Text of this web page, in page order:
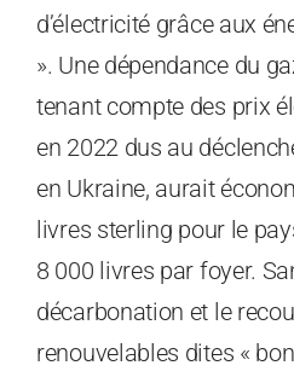
d’électricité grâce aux
». Une dépendance du
tenant compte des prix
en 2022 dus au
en Ukraine, aurait
livres sterling pour le
8 000 livres par foyer.
décarbonation et le
renouvelables dites «